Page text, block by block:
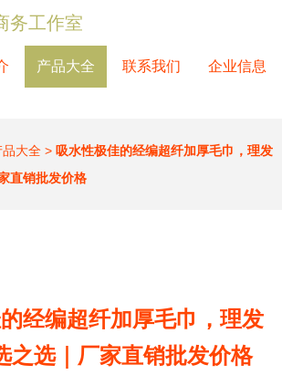
务工作室
产品大全 联系我们 企业信息
品大全 > 吸水性极佳的经编超纤加厚毛巾，理发
直销批发价格
经编超纤加厚毛巾，理发
之选｜厂家直销批发价格